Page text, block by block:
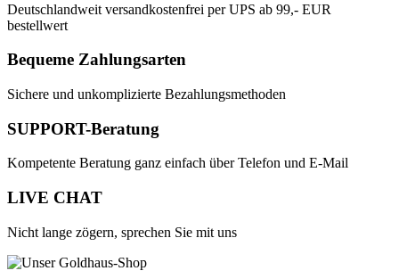
Deutschlandweit versandkostenfrei per UPS ab 99,- EUR
bestellwert
Bequeme Zahlungsarten
Sichere und unkomplizierte Bezahlungsmethoden
SUPPORT-Beratung
Kompetente Beratung ganz einfach über Telefon und E-Mail
LIVE CHAT
Nicht lange zögern, sprechen Sie mit uns